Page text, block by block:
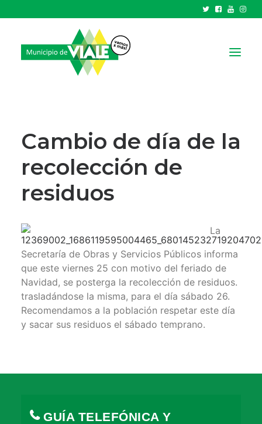
HCD
TRÁMITES Y SERVICIOS
CIUDAD
RECAUDACIONES
Cambio de día de la
recolección de
residuos
La
Secretaría de Obras y Servicios Públicos informa
que este viernes 25 con motivo del feriado de
Navidad, se posterga la recolección de residuos.
trasladándose la misma, para el día sábado 26.
Recomendamos a la población respetar este día
y sacar sus residuos el sábado temprano.
GUÍA TELEFÓNICA Y